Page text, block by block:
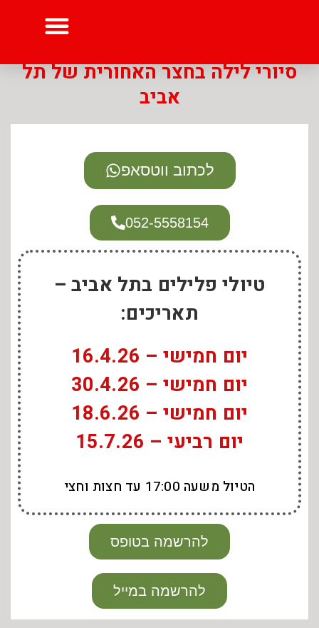
סיורי לילה בחצר האחורית של תל
אביב
לכתוב ווטסאפ
052-5558154
טיולי פלילים בתל אביב –
תאריכים:
יום חמישי – 16.4.26
יום חמישי – 30.4.26
יום חמישי – 18.6.26
יום רביעי – 15.7.26
הטיול משעה 17:00 עד חצות וחצי
להרשמה בטופס
להרשמה במייל